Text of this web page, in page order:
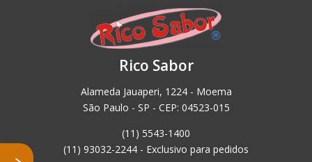
Rico Sabor
Alameda Jauaperi, 1224 - Moema
São Paulo - SP - CEP: 04523-015
(11) 5543-1400
(11) 93032-2244 - Exclusivo para pedidos